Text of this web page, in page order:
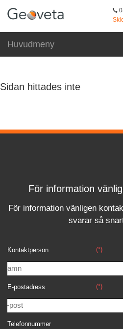
Huvudmeny
Sidan hittades inte
För information
För information vänligen
svararså
Kontaktperson (*)
E-postadress (*)
Telefonnummer